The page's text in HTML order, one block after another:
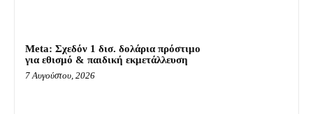
Meta: Σχεδόν 1 δισ. δολάρια πρόστιμο
για εθισμό & παιδική εκμετάλλευση
7 Αυγούστου, 2026